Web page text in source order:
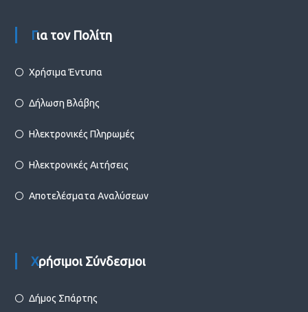
Για τον Πολίτη
Χρήσιμα Έντυπα
Δήλωση Βλάβης
Ηλεκτρονικές Πληρωμές
Ηλεκτρονικές Αιτήσεις
Αποτελέσματα Αναλύσεων
Χρήσιμοι Σύνδεσμοι
Δήμος Σπάρτης